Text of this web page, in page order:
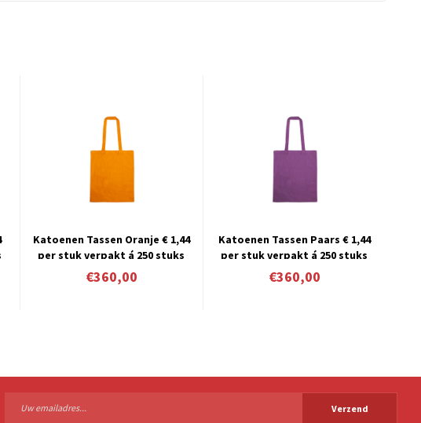
Katoenen Tassen Oranje € 1,44
per stuk verpakt á 250 stuks
€360,00
Katoenen Tassen Paars € 1,44
per stuk verpakt á 250 stuks
€360,00
Verzend